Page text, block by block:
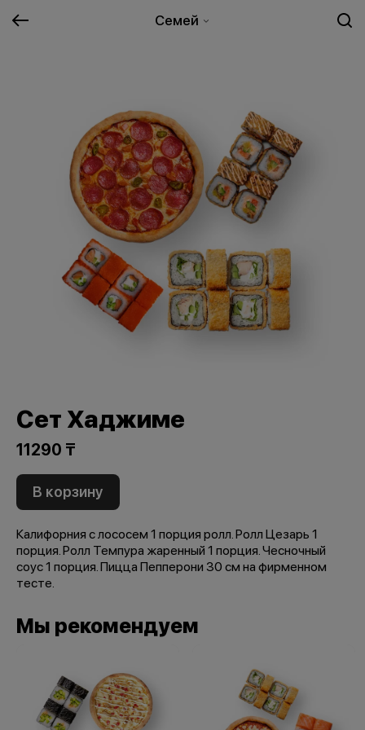
Семей
Сет Хаджиме
11290 ₸
В корзину
Калифорния с лососем 1 порция ролл. Ролл Цезарь 1
порция. Ролл Темпура жаренный 1 порция. Чесночный
соус 1 порция. Пицца Пепперони 30 см на фирменном
тесте.
Мы рекомендуем